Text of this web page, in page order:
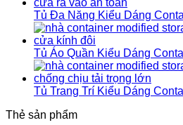
Tủ Đa Năng Kiểu Dáng
Tủ Áo Quần Kiểu Dáng
Tủ Trang Trí Kiểu Dáng
Thẻ sản phẩm